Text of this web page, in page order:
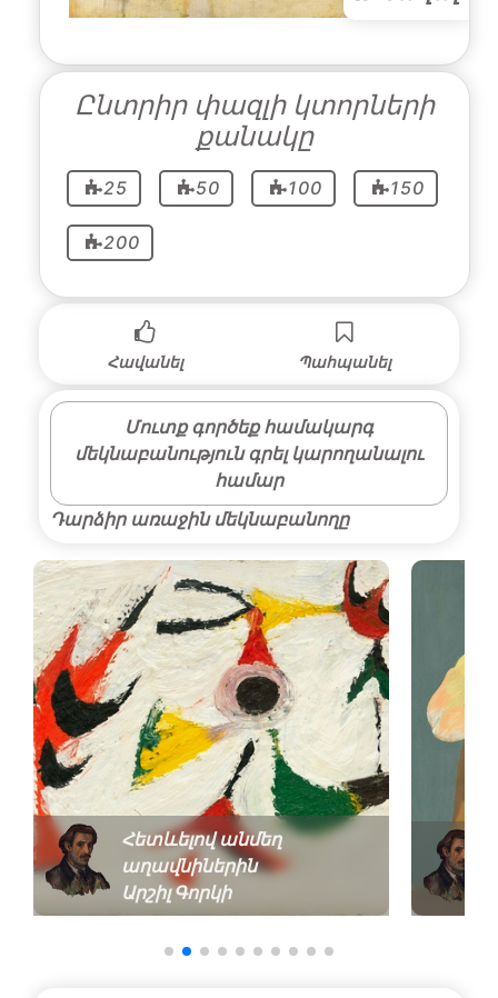
Ընտրիր փազլի կտորների
քանակը
25 50 100 150
200
Հավանել Պահպանել
Մուտք գործեք համակարգ
մեկնաբանություն գրել կարողանալու
համար
Դարձիր առաջին մեկնաբանողը
Հետևելով անմեղ
աղավնիներին
Արշիլ Գորկի